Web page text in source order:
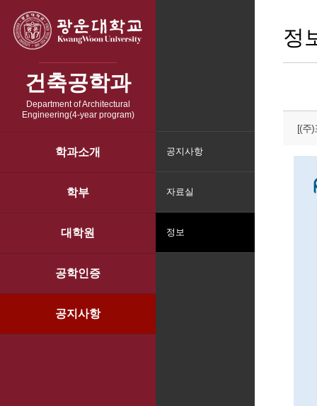
건축공학과
Department of Architectural
Engineering(4-year program)
학과소개
학부
대학원
공학인증
공지사항
공지사항
자료실
정보
정
[(주